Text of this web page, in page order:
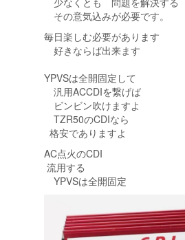
その意気込みが必要です。
毎日楽しむ必要があります
好きならば出来ます
YPVSは全開固定して
汎用ACCDIを繋げば
ビンビン吹けますよ
TZR50のCDIなら
格安でありますよ
AC点火のCDI
流用する
YPVSは全開固定